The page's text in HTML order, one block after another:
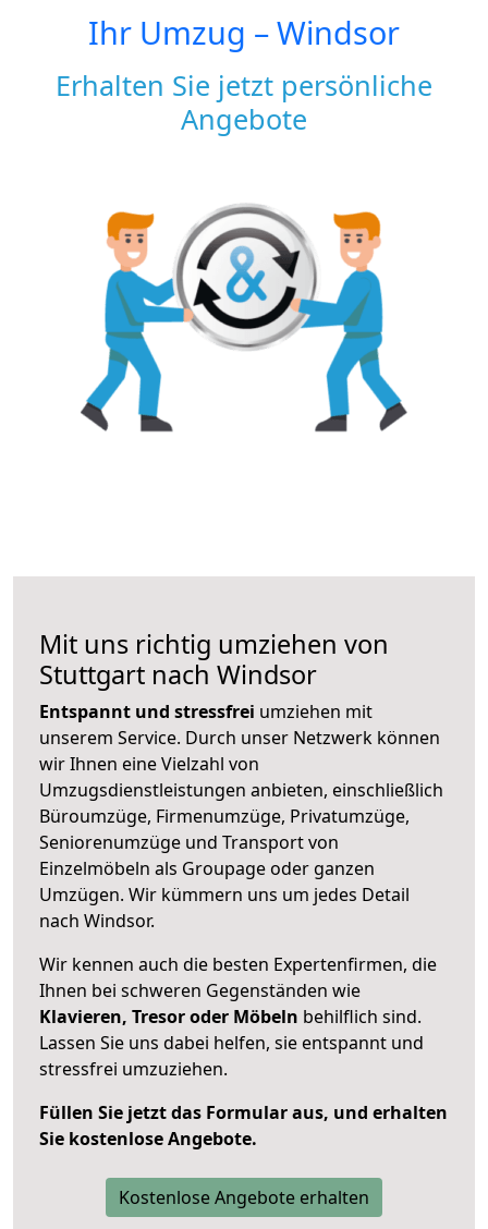
Ihr Umzug –Windsor
Erhalten Sie jetzt persönliche
Angebote
Mit uns richtig umziehen von
Stuttgart nach Windsor
Entspannt und stressfrei umziehen mit
unserem Service. Durch unser Netzwerk können
wir Ihnen eine Vielzahl von
Umzugsdienstleistungen anbieten, einschließlich
Büroumzüge, Firmenumzüge, Privatumzüge,
Seniorenumzüge und Transport von
Einzelmöbeln als Groupage oder ganzen
Umzügen. Wir kümmern uns um jedes Detail
nach Windsor.
Wir kennen auch die besten Expertenfirmen, die
Ihnen bei schweren Gegenständen wie
Klavieren, Tresor oder Möbeln behilflich sind.
Lassen Sie uns dabei helfen, sie entspannt und
stressfrei umzuziehen.
Füllen Sie jetzt das Formular aus, und erhalten
Sie kostenlose Angebote.
Kostenlose Angebote erhalten